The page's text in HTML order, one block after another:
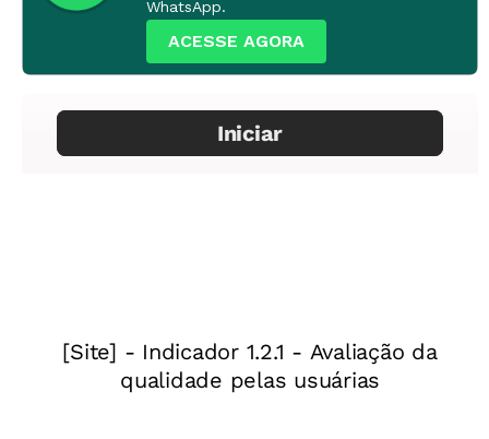
WhatsApp.
ACESSE AGORA